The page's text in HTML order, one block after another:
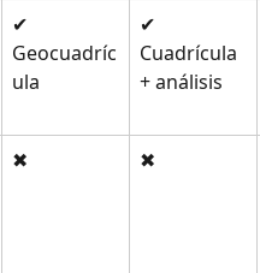
✔
Geocuadríc
ula
✔
Cuadrícula
+ análisis
✖ ✖